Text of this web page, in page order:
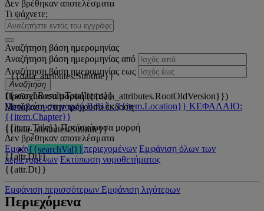
Δεν βρέθηκαν αποτελέσματα
Τι ψάχνετε;
Αναζήτηση βάση ημερομηνίας
Αναζήτηση βάση ημερομηνίας από
Αναζήτηση βάση ημερομηνίας εως
Αναζήτηση
{{searchResultsTotalItems}}
Προϊσχύουσα μορφή Βιβλίο: {{item.Location}} ΚΕΦΑΛΑΙΟ:
{{item.Chapter}}
{{item.Title}} Προϊσχύουσα μορφή
Δεν βρέθηκαν αποτελέσματα
Εμφάνιση όλων των περιεχομένων Εμφάνιση όλων των
περιεχομένων Εκτύπωση νομοθετήματος
{{data_attributes.Subtitle}}
Προϊσχύουσα μορφή ({{data_attributes.RootOldVersion}})
Μετάβαση στην τρέχουσα έκδοση
{{data_attributes.Subtitle}}
{{searchVal}}
{{attr.Dt}}
Εμφάνιση περισσότερων Εμφάνιση λιγότερων
{{attr.Dt}}
Περιεχόμενα